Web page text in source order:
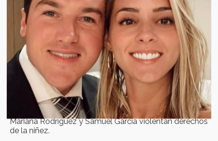
Mariana Rodriguez y Samuel Garcia violentan derechos
de la niñez.